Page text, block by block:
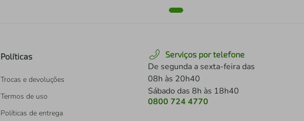
Políticas
Trocas e devoluções
Termos de uso
Políticas de entrega
Serviços por telefone
De segunda a sexta-feira das
08h às 20h40
Sábado das 8h às 18h40
0800 724 4770